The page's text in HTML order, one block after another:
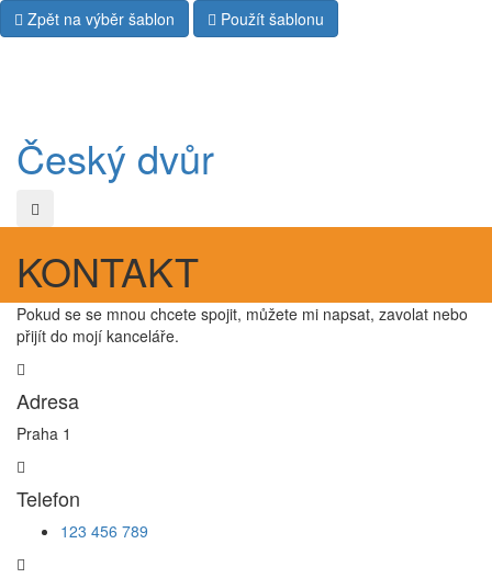
Zpět na výběr šablon Použít šablonu
Český dvůr
KONTAKT
Pokud se se mnou chcete spojit, můžete mi napsat, zavolat nebo
přijít do mojí kanceláře.
Adresa
Praha 1
Telefon
123 456 789